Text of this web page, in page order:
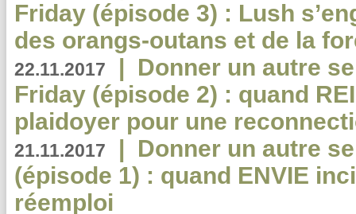
Friday (épisode 3) : Lush
des orangs-outans et de la
22.11.2017 | Donner un autre
Friday (épisode 2) : quand
plaidoyer pour une
21.11.2017 | Donner un autre
(épisode 1) : quand ENVIE
réemploi